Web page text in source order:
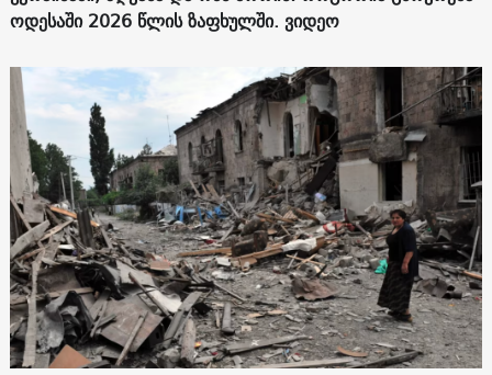
ოდესაში 2026 წლის ზაფხულში. ვიდეო